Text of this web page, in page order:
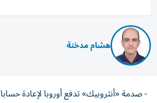
هشام مدخنة
- صدمة «أنثروبيك» تدفع أوروبا لإعادة